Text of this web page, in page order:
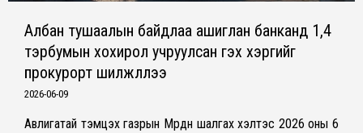
Албан тушаалын байдлаа ашиглан банканд 1,4
тэрбумын хохирол учруулсан гэх хэргийг
прокурорт шилжүүллээ
2026-06-09
Авлигатай тэмцэх газрын Мөрдөн шалгах хэлтэс 2026 оны 6